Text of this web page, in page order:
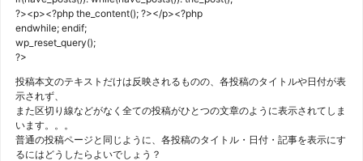
?><p><?php the_content(); ?></p><?php
endwhile; endif;
wp_reset_query();
?>
投稿本文のテキストだけは反映されるものの、各投稿のタイトルや日付が表
示されず、
また区切り線などがなく全ての投稿がひとつの文章のように表示されてしま
います。。。
普通の投稿ページと同じように、各投稿のタイトル・日付・記事を表示にす
るにはどうしたらよいでしょう？